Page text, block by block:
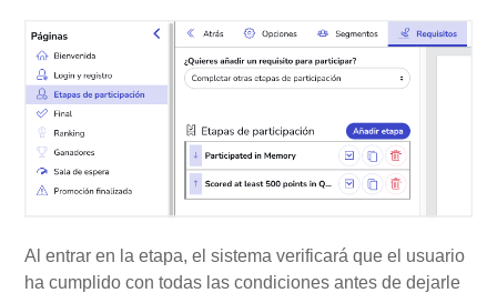
Al entrar en la etapa, el sistema verificará que el usuario
ha cumplido con todas las condiciones antes de dejarle